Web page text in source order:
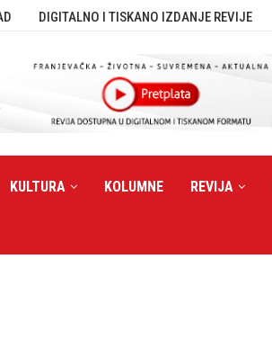
DIGITALNO I TISKANO IZDANJE REVIJE
KULTURA KOLUMNE REVIJA